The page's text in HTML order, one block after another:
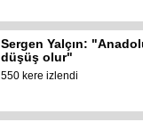
Sergen Yalçın:
düşüş olur"
550 kere izlendi